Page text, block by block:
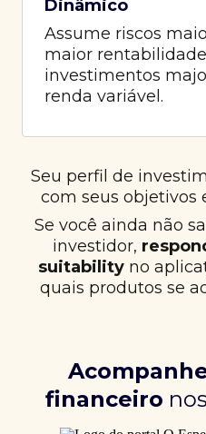
Dinâmico
Assume riscos
maior
investimentos
renda variável.
Seu perfil de
com seus objetivos
Se você ainda não
investidor,
suitabilityno
quais produtos se
financeiro